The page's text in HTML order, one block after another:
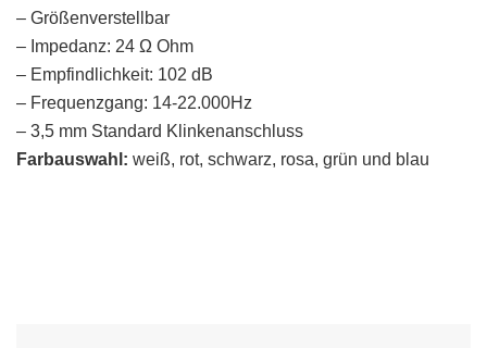
– Größenverstellbar
– Impedanz: 24 Ω Ohm
– Empfindlichkeit: 102 dB
– Frequenzgang: 14-22.000Hz
– 3,5 mm Standard Klinkenanschluss
Farbauswahl: weiß, rot, schwarz, rosa, grün und blau